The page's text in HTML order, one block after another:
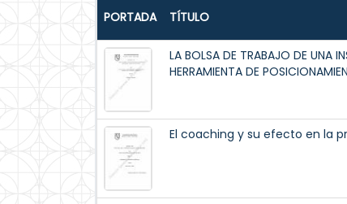
PORTADA TÍTULO
LA BOLSA DE TRABAJO DE UNA
HERRAMIENTA DE
El coaching y su efecto en la